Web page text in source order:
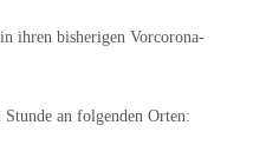
ihren bisherigen Vorcorona-
Stunde an folgenden Orten: